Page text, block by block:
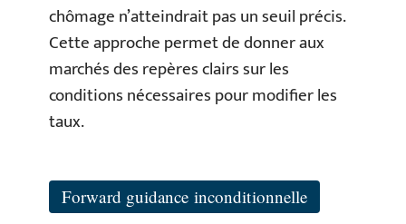
chômage n’atteindrait pas un seuil précis.
Cette approche permet de donner aux
marchés des repères clairs sur les
conditions nécessaires pour modifier les
taux.
Forward guidance inconditionnelle